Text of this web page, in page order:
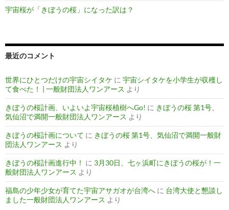
宇宙桜が「きぼうの桜」になった訳は？
最近のコメント
世界にひとつだけの宇宙シイタケ に 宇宙シイタケを小学生が収穫し
て食べた！ | 一般財団法人ワンアース より
きぼうの桜計画、いよいよ宇宙桜植樹へGo! に きぼうの桜 第1号、
気仙沼で満開一般財団法人ワンアース より
きぼうの桜計画について に きぼうの桜 第1号、気仙沼で満開一般財
団法人ワンアース より
きぼうの桜計画進行中！ に 3月30日、七ヶ浜町にきぼうの桜が！一
般財団法人ワンアース より
福島の少年少女が育てた宇宙アサガオが台湾へ に 台湾大使と懇談し
ました一般財団法人ワンアース より